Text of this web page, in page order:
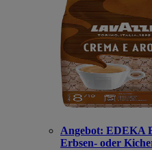
Angebot: EDEKA
Erbsen- oder